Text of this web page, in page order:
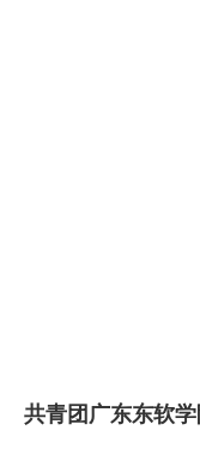
共青团广东东